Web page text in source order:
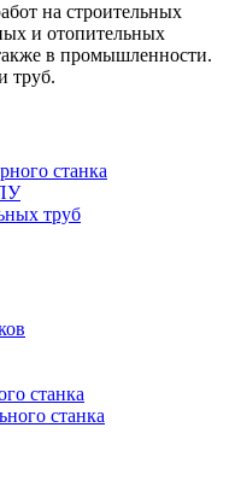
на строительных
и отопительных
в промышленности.
труб.
станка
труб
станка
станка